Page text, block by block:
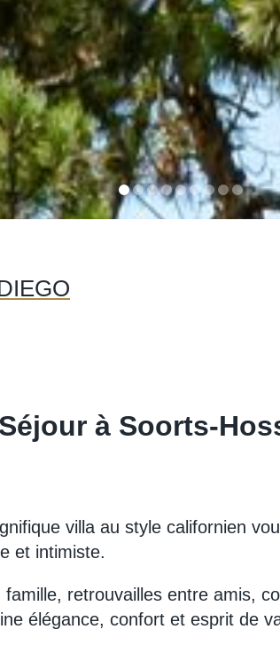
à Soorts-
villa au style californien
et intimiste.
retrouvailles entre amis,
élégance, confort et esprit de